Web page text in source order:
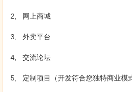
2, 网上商城
3, 外卖平台
4, 交流论坛
5, 定制项目（开发符合您独特商业模